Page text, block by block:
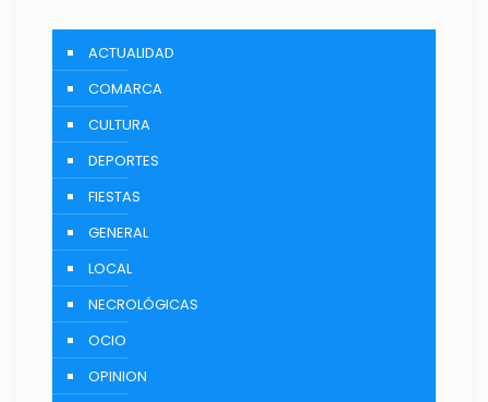
ACTUALIDAD
COMARCA
CULTURA
DEPORTES
FIESTAS
GENERAL
LOCAL
NECROLÓGICAS
OCIO
OPINION